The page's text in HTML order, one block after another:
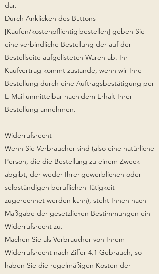
dar.
Durch Anklicken des Buttons
[Kaufen/kostenpflichtig bestellen] geben Sie
eine verbindliche Bestellung der auf der
Bestellseite aufgelisteten Waren ab. Ihr
Kaufvertrag kommt zustande, wenn wir Ihre
Bestellung durch eine Auftragsbestätigung per
E-Mail unmittelbar nach dem Erhalt Ihrer
Bestellung annehmen.
Widerrufsrecht
Wenn Sie Verbraucher sind (also eine natürliche
Person, die die Bestellung zu einem Zweck
abgibt, der weder Ihrer gewerblichen oder
selbständigen beruflichen Tätigkeit
zugerechnet werden kann), steht Ihnen nach
Maßgabe der gesetzlichen Bestimmungen ein
Widerrufsrecht zu.
Machen Sie als Verbraucher von Ihrem
Widerrufsrecht nach Ziffer 4.1 Gebrauch, so
haben Sie die regelmäßigen Kosten der